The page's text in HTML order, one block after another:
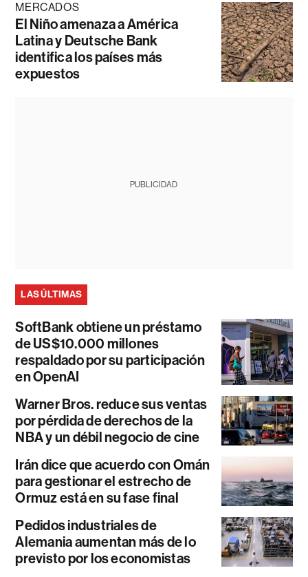
MERCADOS
El Niño amenaza a América
Latina y Deutsche Bank
identifica los países más
expuestos
PUBLICIDAD
LAS ÚLTIMAS
SoftBank obtiene un préstamo
de US$10.000 millones
respaldado por su participación
en OpenAI
Warner Bros. reduce sus ventas
por pérdida de derechos de la
NBA y un débil negocio de cine
Irán dice que acuerdo con Omán
para gestionar el estrecho de
Ormuz está en su fase final
Pedidos industriales de
Alemania aumentan más de lo
previsto por los economistas